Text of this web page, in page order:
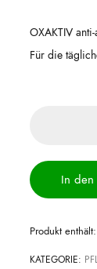
OXAKTIV
Für die
aging
30ml
In den
Produkt
KATEGORIE: